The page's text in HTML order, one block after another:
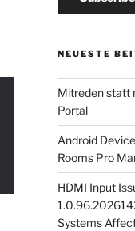
NEUESTE
Mitreden statt
Portal
Android
Rooms Pro
HDMI Input
Systems